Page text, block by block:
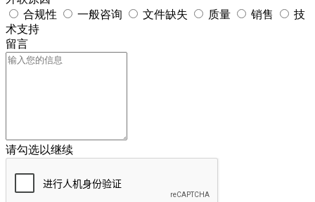
合规性
一般咨询 文件缺失 质量 销售
技
术支持
留言
请勾选以继续